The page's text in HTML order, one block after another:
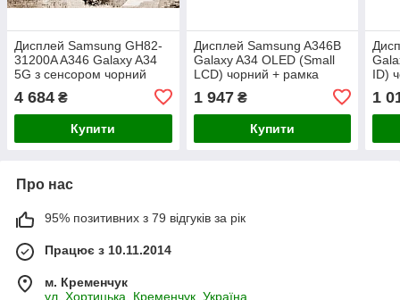
Дисплей Samsung GH82-
31200A A346 Galaxy A34
5G з сенсором чорний
4 684 ₴
Купити
Дисплей Samsung A346B
Galaxy A34 OLED (Small
LCD) чорний + рамка
1 947₴
Купити
ID)
1
Про нас
95% позитивних з 79 відгуків за рік
Працює з 10.11.2014
м. Кременчук
ул. Хортицька, Кременчук, Україна